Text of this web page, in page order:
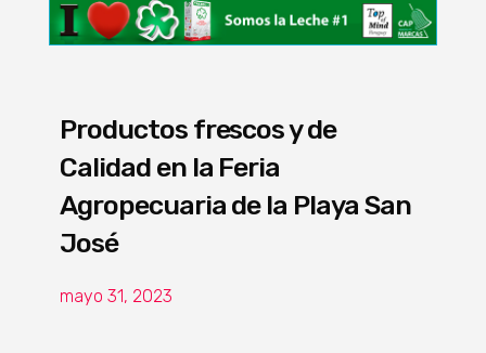
Productos frescos y de
Calidad en la Feria
Agropecuaria de la Playa San
José
mayo 31, 2023